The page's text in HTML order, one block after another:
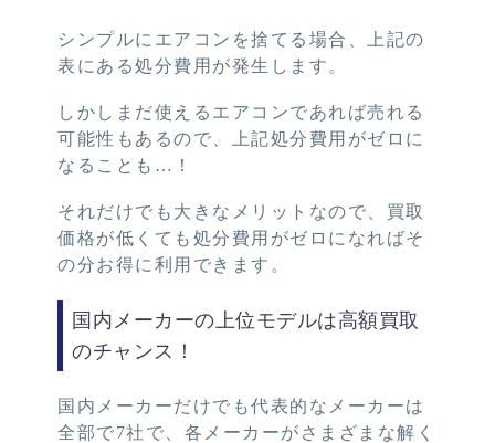
シンプルにエアコンを捨てる場合、上記の
表にある処分費用が発生します。
しかしまだ使えるエアコンであれば売れる
可能性もあるので、上記処分費用がゼロに
なることも…！
それだけでも大きなメリットなので、買取
価格が低くても処分費用がゼロになればそ
の分お得に利用できます。
国内メーカーの上位モデルは高額買取
のチャンス！
国内メーカーだけでも代表的なメーカーは
全部で7社で、各メーカーがさまざまな解く